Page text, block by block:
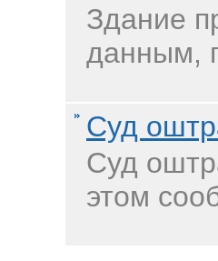
Здание
данным,
Суд
Суд
этом